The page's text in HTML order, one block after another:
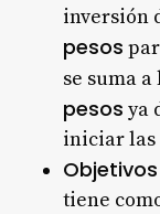
inversión
pesos
se suma a
pesos ya
iniciar las
tiene